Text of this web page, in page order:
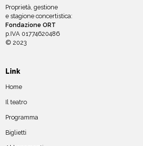
Proprietà, gestione
e stagione concertistica:
Fondazione ORT
p.IVA 01774620486
© 2023
Link
Home
Il teatro
Programma
Biglietti